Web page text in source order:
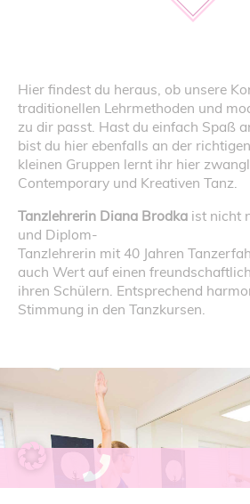
Hier findest du heraus, ob unsere
traditionellen Lehrmethoden und
zu dir passt. Hast du einfach Spaß
bist du hier ebenfalls an der
kleinen Gruppen lernt ihr hier
Contemporary und Kreativen Tanz.
Tanzlehrerin Diana Brodka ist nicht
und Diplom-
Tanzlehrerin mit 40 Jahren
auch Wert auf einen
ihren Schülern. Entsprechend
Stimmung in den Tanzkursen.